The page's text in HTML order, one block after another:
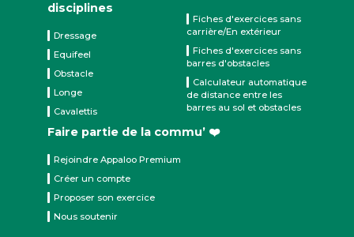
disciplines
Dressage
Equifeel
Obstacle
Longe
Cavalettis
Fiches d'exercices sans
carrière/En extérieur
Fiches d'exercices sans
barres d'obstacles
Calculateur automatique
de distance entre les
barres au sol et obstacles
Faire partie de la commu’ ❤️
Rejoindre Appaloo Premium
Créer un compte
Proposer son exercice
Nous soutenir